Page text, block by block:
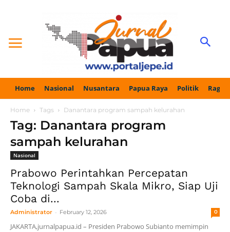
Home Nasional Nusantara Papua Raya Politik
Home Tags Danantara program sampah kelurahan
Tag: Danantara program
sampah kelurahan
Nasional
Prabowo Perintahkan Percepatan
Teknologi Sampah Skala Mikro, Siap Uji
Coba di...
Administrator - February 12, 2026 0
JAKARTA,jurnalpapua.id – Presiden Prabowo Subianto memimpin